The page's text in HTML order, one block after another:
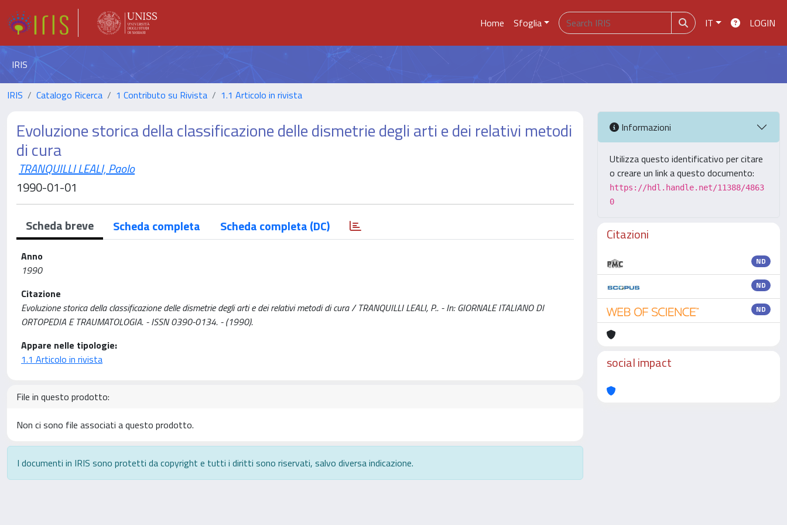
Home Sfoglia IT LOGIN
IRIS
IRIS Catalogo Ricerca 1 Contributo su Rivista 1.1 Articolo in rivista
Evoluzione storica della classificazione delle dismetrie degli arti e dei relativi metodi
di cura
TRANQUILLI LEALI, Paolo
1990-01-01
Scheda breve Scheda completa Scheda completa (DC)
Anno
1990
Citazione
Evoluzione storica della classificazione delle dismetrie degli arti e dei relativi metodi di cura / TRANQUILLI LEALI, P.. - In: GIORNALE ITALIANO DI
ORTOPEDIA E TRAUMATOLOGIA. - ISSN 0390-0134. - (1990).
Appare nelle tipologie:
1.1 Articolo in rivista
File in questo prodotto:
Non ci sono file associati a questo prodotto.
I documenti in IRIS sono protetti da copyright e tutti i diritti sono riservati, salvo diversa indicazione.
Informazioni
Utilizza questo identificativo per citare
o creare un link a questo documento:
https://hdl.handle.net/11388/4863
0
Citazioni
ND
ND
ND
social impact